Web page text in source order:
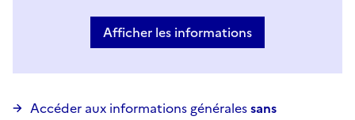
Vous avez choisi
Choisir votre casAfficher les informations
Accéder aux informations généralessans